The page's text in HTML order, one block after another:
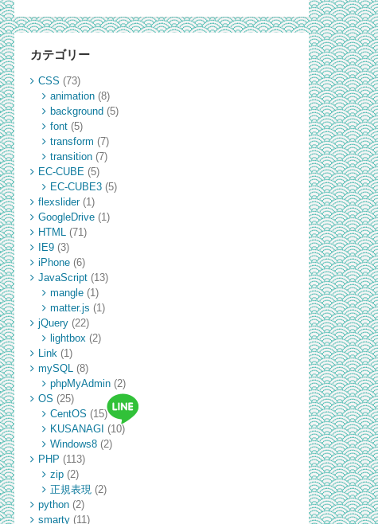
カテゴリー
CSS (73)
animation(8)
background (5)
font(5)
transform (7)
transition(7)
EC-CUBE (5)
EC-CUBE3(5)
flexslider(1)
GoogleDrive(1)
HTML
(71)
IE9(3)
iPhone(6)
JavaScript(13)
mangle(1)
matter.js (1)
jQuery(22)
lightbox (2)
Link (1)
mySQL
(8)
phpMyAdmin(2)
OS (25)
CentOS (15)
KUSANAGI (10)
Windows8(2)
PHP (113)
zip(2)
正規表現 (2)
python(2)
smarty(11)